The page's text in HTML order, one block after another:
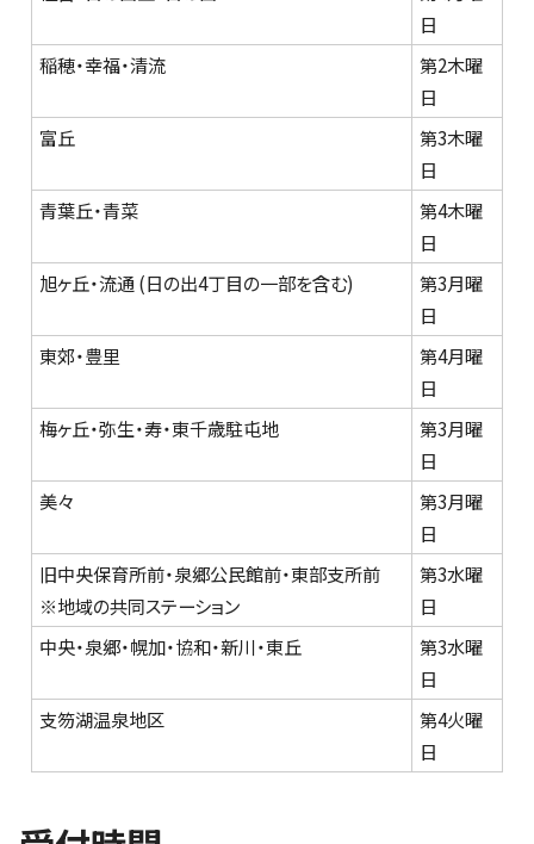
日
稲穂・幸福・清流
第2木曜
日
富丘
第3木曜
日
青葉丘・青菜
第4木曜
日
旭ヶ丘・流通 (日の出4丁目の一部を含む)
第3月曜
日
東郊・豊里
第4月曜
日
梅ヶ丘・弥生・寿・東千歳駐屯地
第3月曜
日
美々
第3月曜
日
旧中央保育所前・泉郷公民館前・東部支所前
※地域の共同ステーション
第3水曜
日
中央・泉郷・幌加・協和・新川・東丘
第3水曜
日
支笏湖温泉地区
第4火曜
日